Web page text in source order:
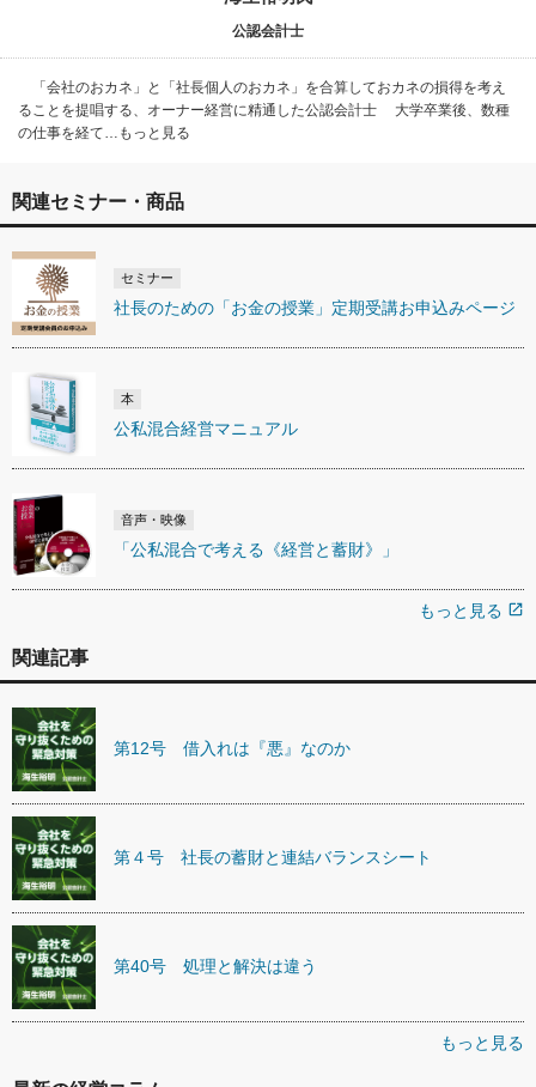
公認会計士
「会社のおカネ」と「社長個人のおカネ」を合算しておカネの損得を考え
ることを提唱する、オーナー経営に精通した公認会計士 大学卒業後、数種
の仕事を経て…もっと見る
関連セミナー・商品
セミナー
社長のための「お金の授業」定期受講お申込みページ
本
公私混合経営マニュアル
音声・映像
「公私混合で考える《経営と蓄財》」
もっと見る open_in_new
関連記事
第12号 借入れは『悪』なのか
第４号 社長の蓄財と連結バランスシート
第40号 処理と解決は違う
もっと見る